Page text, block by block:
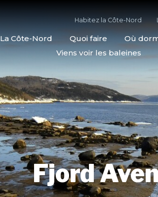
Habitez la Côte-Nord
La Côte-Nord Quoi faire Où
Viens voir les baleines
Fjord